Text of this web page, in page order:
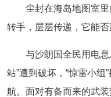
尘封在海岛地图室
转手，层层传递，它能
与沙朗国全民用电
站”遭到破坏，“惊雷小
航。面对有备而来的武